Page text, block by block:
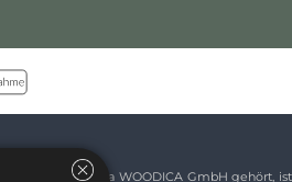
die der Firma WOODICA GmbH